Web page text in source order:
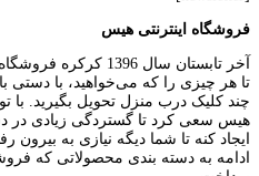
فروشگاه اینترنتی هیس
آخر تابستان سال
تا هر چیزی را که می‌خواهید، با دستی باز
چند کلیک درب منزل تحویل بگیرید.
هیس سعی کرد تا گستردگی زیادی در
ایجاد کنه تا شما دیگه نیازی به بیرون
ادامه به دسته بندی محصولاتی که